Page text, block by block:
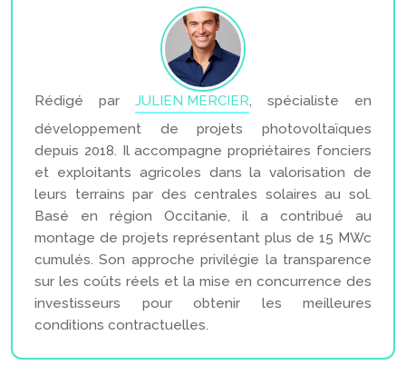
Rédigé par JULIEN MERCIER, spécialiste en
développement de projets photovoltaïques
depuis 2018. Il accompagne propriétaires fonciers
et exploitants agricoles dans la valorisation de
leurs terrains par des centrales solaires au sol.
Basé en région Occitanie, il a contribué au
montage de projets représentant plus de 15 MWc
cumulés. Son approche privilégie la transparence
sur les coûts réels et la mise en concurrence des
investisseurs pour obtenir les meilleures
conditions contractuelles.